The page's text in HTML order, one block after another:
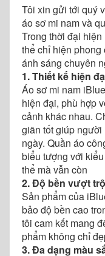
Tôi xin gửi tới quý
áo sơ mi nam và
Trong thời đại
thể chỉ hiện phong
ánh sáng chuyên
1. Thiết kế hiện
Áo sơ mi nam
hiện đại, phù hợp
cảnh khác nhau.
giãn tốt giúp người
ngày. Quần áo
biểu tượng với
thể mà vẫn còn
2. Độ bền vượt
Sản phẩm của
bảo độ bền cao
tôi cam kết mang
phẩm không chỉ
3. Đa dạng màu